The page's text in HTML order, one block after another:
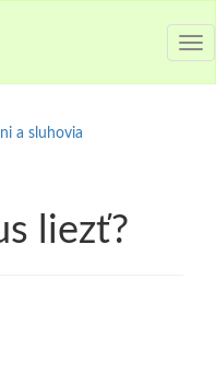
a sluhovia
liezť?